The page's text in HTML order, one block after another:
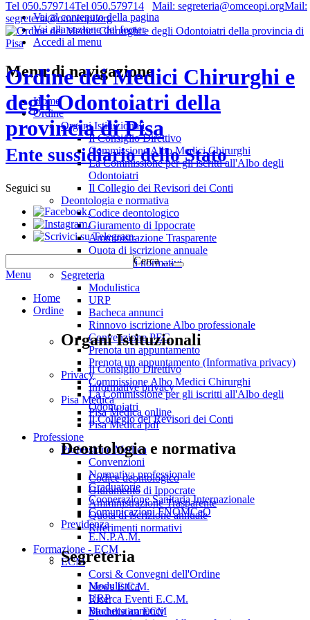
Vai al contenuto della pagina
Vai alla sezione del footer
Accedi al menu
Tel 050.579714Tel 050.579714 Mail: segreteria@omceopi.orgMail:
segreteria@omceopi.org
Ordine dei Medici Chirurghi e
degli Odontoiatri della
provincia di Pisa
Ente sussidiario dello Stato
Seguici su
.
.
.
Cerca …
Menu
Home
Ordine
Organi Istituzionali
Il Consiglio Direttivo
Commissione Albo Medici Chirurghi
La Commissione per gli iscritti all'Albo degli
Odontoiatri
Il Collegio dei Revisori dei Conti
Deontologia e normativa
Codice deontologico
Giuramento di Ippocrate
Amministrazione Trasparente
Quota di iscrizione annuale
Riferimenti normativi
Segreteria
Modulistica
URP
Bacheca annunci
Menu di navigazione
Home
Ordine
Organi Istituzionali
Il Consiglio Direttivo
Commissione Albo Medici Chirurghi
La Commissione per gli iscritti all'Albo degli
Odontoiatri
Il Collegio dei Revisori dei Conti
Deontologia e normativa
Codice deontologico
Giuramento di Ippocrate
Amministrazione Trasparente
Quota di iscrizione annuale
Riferimenti normativi
Segreteria
Modulistica
URP
Bacheca annunci
Rinnovo iscrizione Albo professionale
Convenzione PEC
Prenota un appuntamento
Prenota un appuntamento (Informativa privacy)
Privacy
Informative privacy
Pisa Medica
Pisa Medica online
Pisa Medica pdf
Professione
Professione Medica
Convenzioni
Normativa professionale
Graduatorie
Cooperazione Sanitaria Internazionale
Comunicazioni FNOMCeO
Previdenza
E.N.P.A.M.
Formazione - ECM
ECM
Corsi & Convegni dell'Ordine
News E.C.M.
Ricerca Eventi E.C.M.
Modulistica ECM